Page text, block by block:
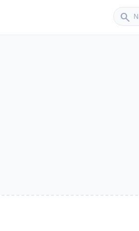
search